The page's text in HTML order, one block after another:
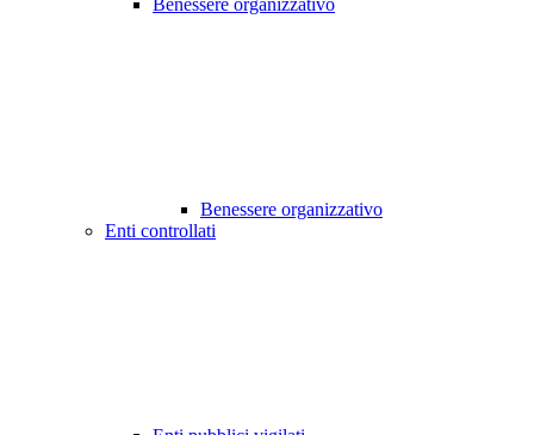
Benessere organizzativo
Benessere organizzativo
Enti controllati